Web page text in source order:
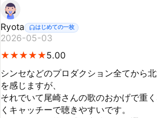
Ryota
2026-05-03
★
★★
★★
★★
★★
★5.00
を感じますが、
それでいて尾崎さんの歌のおかげで重くな
くキャッチーで聴きやすいです。
アルバムをの統一感も素晴らしく通しで聞